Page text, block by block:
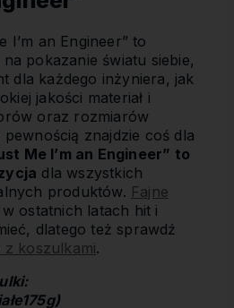
I’m an Engineer” to
pokazanie światu siebie,
dla każdego inżyniera, jak
jakości materiał i
oraz rozmiarów
znajdzie coś dla
Me I’m an Engineer” to
dla wszystkich
produktów. Fajne
ostatnich latach hit i
dlatego też sprawdź
z koszulkami.